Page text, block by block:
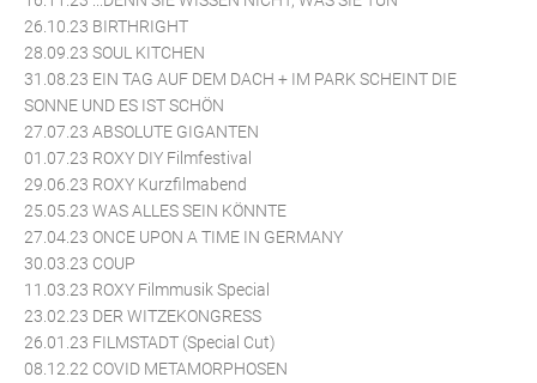
26.10.23 BIRTHRIGHT
28.09.23 SOUL KITCHEN
31.08.23 EIN TAG AUF DEM DACH + IM PARK SCHEINT DIE
SONNE UND ES IST SCHÖN
27.07.23 ABSOLUTE GIGANTEN
01.07.23 ROXY DIY Filmfestival
29.06.23 ROXY Kurzfilmabend
25.05.23 WAS ALLES SEIN KÖNNTE
27.04.23 ONCE UPON A TIME IN GERMANY
30.03.23 COUP
11.03.23 ROXY Filmmusik Special
23.02.23 DER WITZEKONGRESS
26.01.23 FILMSTADT (Special Cut)
08.12.22 COVID METAMORPHOSEN